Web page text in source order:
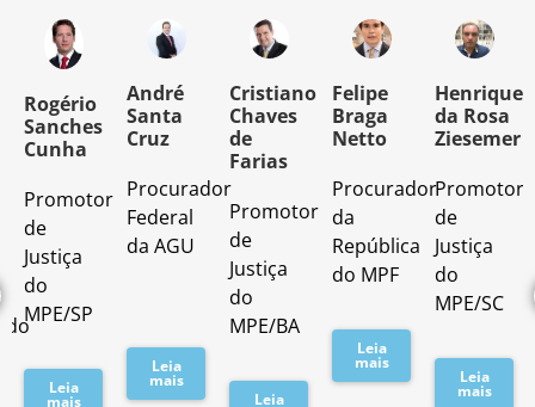
Rogério
Sanches
Cunha
Promotor
de
Justiça
do
MPE/SP
Leia
mais
André
Santa
Cruz
Procurador
Federal
da AGU
Leia
mais
Cristiano
Chaves
de
Farias
Promotor
de
Justiça
do
MPE/BA
Leia
Felipe
Braga
Netto
Procurador
da
República
do MPF
Leia
mais
Henrique
da Rosa
Ziesemer
Promotor
de
Justiça
do
MPE/SC
Leia
mais